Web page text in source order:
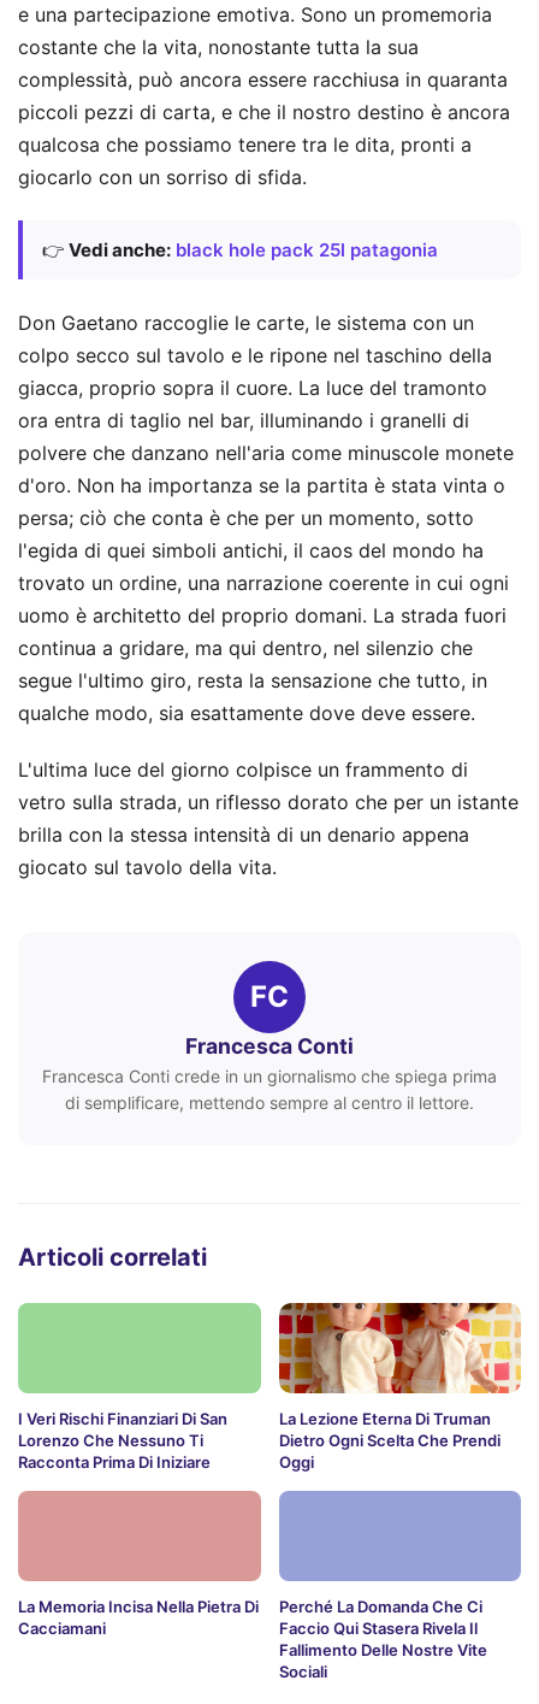
e una partecipazione emotiva. Sono un promemoria
costante che la vita, nonostante tutta la sua
complessità, può ancora essere racchiusa in quaranta
piccoli pezzi di carta, e che il nostro destino è ancora
qualcosa che possiamo tenere tra le dita, pronti a
giocarlo con un sorriso di sfida.
👉 Vedi anche: black hole pack 25l patagonia
Don Gaetano raccoglie le carte, le sistema con un
colpo secco sul tavolo e le ripone nel taschino della
giacca, proprio sopra il cuore. La luce del tramonto
ora entra di taglio nel bar, illuminando i granelli di
polvere che danzano nell'aria come minuscole monete
d'oro. Non ha importanza se la partita è stata vinta o
persa; ciò che conta è che per un momento, sotto
l'egida di quei simboli antichi, il caos del mondo ha
trovato un ordine, una narrazione coerente in cui ogni
uomo è architetto del proprio domani. La strada fuori
continua a gridare, ma qui dentro, nel silenzio che
segue l'ultimo giro, resta la sensazione che tutto, in
qualche modo, sia esattamente dove deve essere.
L'ultima luce del giorno colpisce un frammento di
vetro sulla strada, un riflesso dorato che per un istante
brilla con la stessa intensità di un denario appena
giocato sul tavolo della vita.
FC
Francesca Conti
Francesca Conti crede in un giornalismo che spiega prima
di semplificare, mettendo sempre al centro il lettore.
Articoli correlati
I Veri Rischi Finanziari Di San
Lorenzo Che Nessuno Ti
Racconta Prima Di Iniziare
La Lezione Eterna Di Truman
Dietro Ogni Scelta Che Prendi
Oggi
La Memoria Incisa Nella Pietra Di
Cacciamani
Perché La Domanda Che Ci
Faccio Qui Stasera Rivela Il
Fallimento Delle Nostre Vite
Sociali